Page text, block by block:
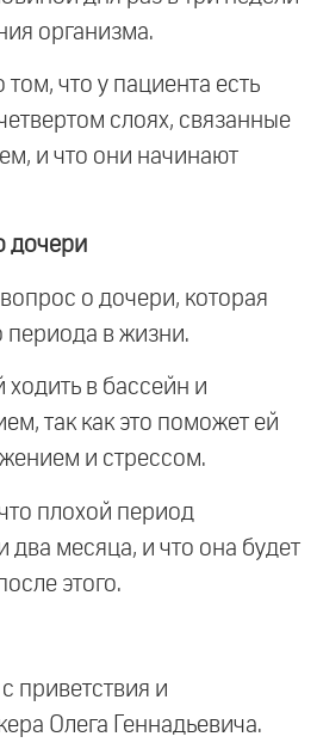
организма.
том, что у пациента есть
слоях, связанные
и что они начинают
дочери
о дочери, которая
периода в жизни.
ходить в бассейн и
так как это поможет ей
и стрессом.
плохой период
два месяца, и что она будет
этого.
приветствия и
Олега Геннадьевича.